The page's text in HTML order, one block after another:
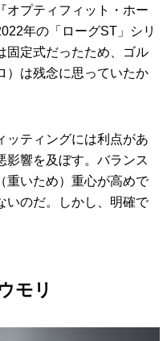
オプティフィット・ホー
年の「ローグST」シリ
固定式だったため、ゴル
）は残念に思っていたか
ッティングには利点があ
影響を及ぼす。バランス
重いため）重心が高めで
いのだ。しかし、明確で
モリ